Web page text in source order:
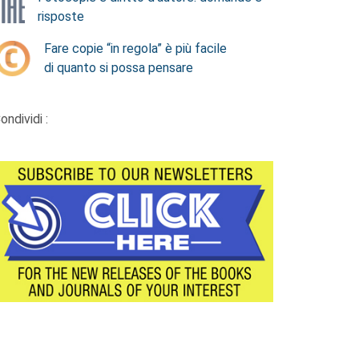
risposte
Fare copie “in regola” è più facile
di quanto si possa pensare
: